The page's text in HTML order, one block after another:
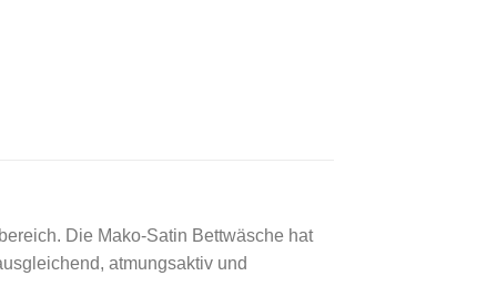
Die Mako-Satin Bettwäsche hat
atmungsaktiv und